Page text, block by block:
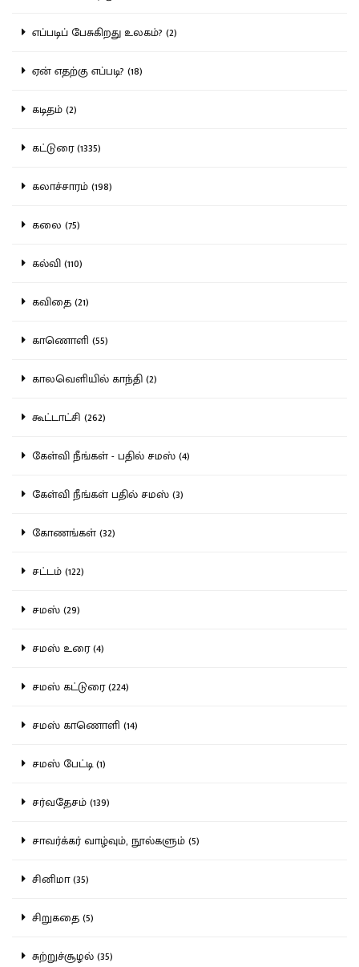
எப்படிப் பேசுகிறது உலகம்? (2)
ஏன் எதற்கு எப்படி? (18)
கடிதம் (2)
கட்டுரை (1335)
கலாச்சாரம் (198)
கலை (75)
கல்வி (110)
கவிதை (21)
காணொளி (55)
காலவெளியில் காந்தி (2)
கூட்டாட்சி (262)
கேள்வி நீங்கள் - பதில் சமஸ் (4)
கேள்வி நீங்கள் பதில் சமஸ் (3)
கோணங்கள் (32)
சட்டம் (122)
சமஸ் (29)
சமஸ் உரை (4)
சமஸ் கட்டுரை (224)
சமஸ் காணொளி (14)
சமஸ் பேட்டி (1)
சர்வதேசம் (139)
சாவர்க்கர் வாழ்வும், நூல்களும் (5)
சினிமா (35)
சிறுகதை (5)
சுற்றுச்சூழல் (35)